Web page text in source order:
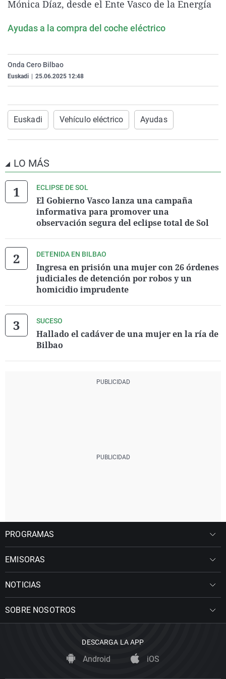
La rosa de los vientos
Gente viajera
Caso
Retornados
Extremadura
Galicia
Virales
Televisión
Mónica Díaz, desde el Ente Vasco de la Energía
Ayudas a la compra del coche eléctrico
Onda Cero Bilbao
Euskadi 25.06.2025 12:48
Euskadi Vehículo eléctrico Ayudas
LO MÁS
ECLIPSE DE SOL
El Gobierno Vasco lanza una campaña
informativa para promover una
observación segura del eclipse total de Sol
DETENIDA EN BILBAO
Ingresa en prisión una mujer con 26 órdenes
judiciales de detención por robos y un
homicidio imprudente
SUCESO
Hallado el cadáver de una mujer en la ría de
Bilbao
PROGRAMAS
EMISORAS
NOTICIAS
SOBRE NOSOTROS
DESCARGA LA APP
Android iOS